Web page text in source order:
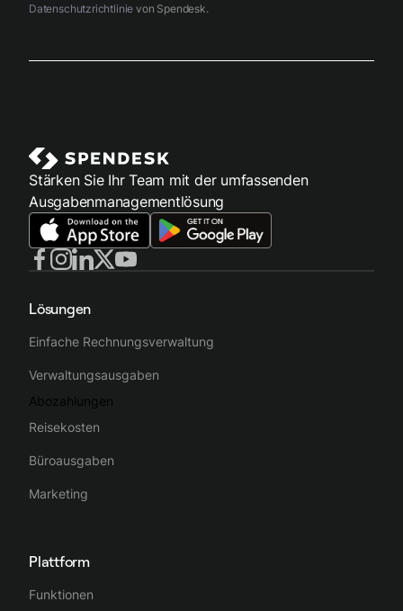
Datenschutzrichtlinie von Spendesk.
Stärken Sie Ihr Team mit der umfassenden
Ausgabenmanagementlösung
Lösungen
Einfache Rechnungsverwaltung
Verwaltungsausgaben
Abozahlungen
Reisekosten
Büroausgaben
Marketing
Plattform
Funktionen